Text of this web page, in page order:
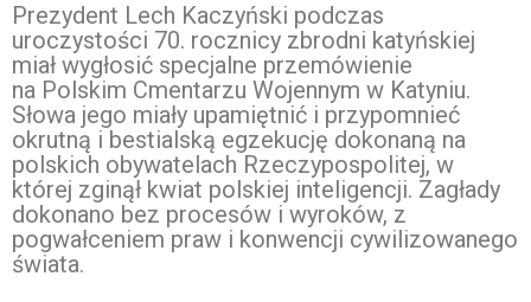
Prezydent Lech Kaczyński podczas
uroczystości 70. rocznicy zbrodni katyńskiej
miał wygłosić specjalne przemówienie
na Polskim Cmentarzu Wojennym w Katyniu.
Słowa jego miały upamiętnić i przypomnieć
okrutną i bestialską egzekucję dokonaną na
polskich obywatelach Rzeczypospolitej, w
której zginął kwiat polskiej inteligencji. Zagłady
dokonano bez procesów i wyroków, z
pogwałceniem praw i konwencji cywilizowanego
świata.